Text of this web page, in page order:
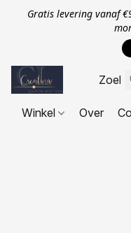
Gratis levering vanaf
Winkel Over